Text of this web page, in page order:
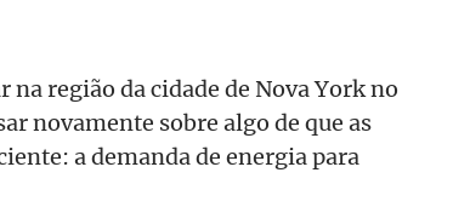
na região da cidade de Nova York no
novamente sobre algo de que as
a demanda de energia para